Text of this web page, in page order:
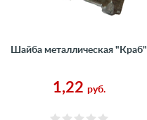
Шайба металлическая "Краб"
1,22 руб.